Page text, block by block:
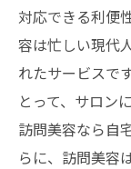
対応できる利便
容は忙しい現代
れたサービスで
とって、サロン
訪問美容なら自
らに、訪問美容